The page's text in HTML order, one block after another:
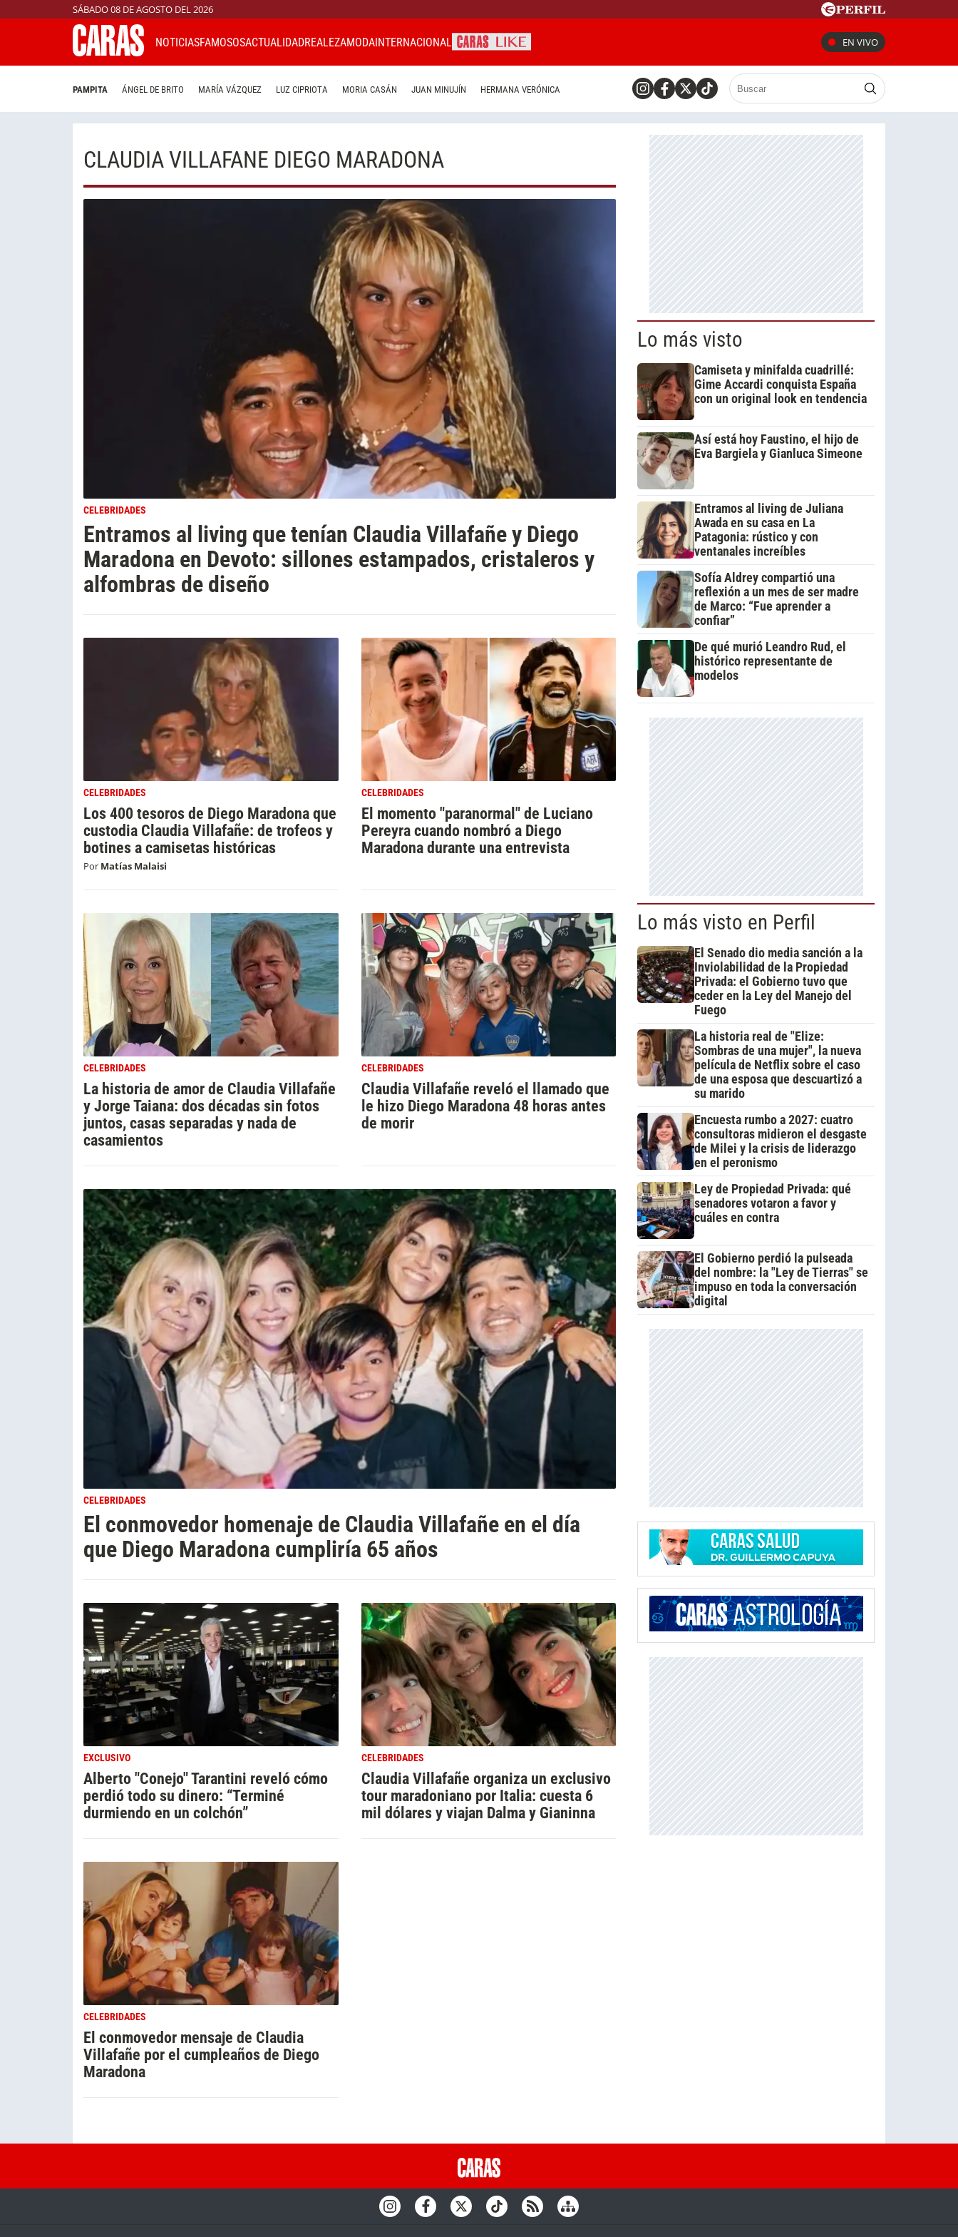
SÁBADO 08 DE AGOSTO DEL 2026
NOTICIASFAMOSOSACTUALIDADREALEZAMODAINTERNACIONAL EN VIVO
PAMPITA ÁNGEL DE BRITO MARÍA VÁZQUEZ LUZ CIPRIOTA MORIA CASÁN JUAN MINUJÍN HERMANA VERÓNICA
CLAUDIA VILLAFANE DIEGO MARADONA
CELEBRIDADES
Entramos al living que tenían Claudia Villafañe y Diego
Maradona en Devoto: sillones estampados, cristaleros y
alfombras de diseño
CELEBRIDADES
Los 400 tesoros de Diego Maradona que
custodia Claudia Villafañe: de trofeos y
botines a camisetas históricas
Por Matías Malaisi
CELEBRIDADES
El momento "paranormal" de Luciano
Pereyra cuando nombró a Diego
Maradona durante una entrevista
CELEBRIDADES
La historia de amor de Claudia Villafañe
y Jorge Taiana: dos décadas sin fotos
juntos, casas separadas y nada de
casamientos
CELEBRIDADES
Claudia Villafañe reveló el llamado que
le hizo Diego Maradona 48 horas antes
de morir
CELEBRIDADES
El conmovedor homenaje de Claudia Villafañe en el día
que Diego Maradona cumpliría 65 años
EXCLUSIVO
Alberto "Conejo" Tarantini reveló cómo
perdió todo su dinero: “Terminé
durmiendo en un colchón”
CELEBRIDADES
Claudia Villafañe organiza un exclusivo
tour maradoniano por Italia: cuesta 6
mil dólares y viajan Dalma y Gianinna
CELEBRIDADES
El conmovedor mensaje de Claudia
Villafañe por el cumpleaños de Diego
Maradona
Lo más visto
Camiseta y minifalda cuadrillé:
Gime Accardi conquista España
con un original look en tendencia
Así está hoy Faustino, el hijo de
Eva Bargiela y Gianluca Simeone
Entramos al living de Juliana
Awada en su casa en La
Patagonia: rústico y con
ventanales increíbles
Sofía Aldrey compartió una
reflexión a un mes de ser madre
de Marco: “Fue aprender a
confiar”
De qué murió Leandro Rud, el
histórico representante de
modelos
Lo más visto en Perfil
El Senado dio media sanción a la
Inviolabilidad de la Propiedad
Privada: el Gobierno tuvo que
ceder en la Ley del Manejo del
Fuego
La historia real de "Elize:
Sombras de una mujer", la nueva
película de Netflix sobre el caso
de una esposa que descuartizó a
su marido
Encuesta rumbo a 2027: cuatro
consultoras midieron el desgaste
de Milei y la crisis de liderazgo
en el peronismo
Ley de Propiedad Privada: qué
senadores votaron a favor y
cuáles en contra
El Gobierno perdió la pulseada
del nombre: la "Ley de Tierras" se
impuso en toda la conversación
digital